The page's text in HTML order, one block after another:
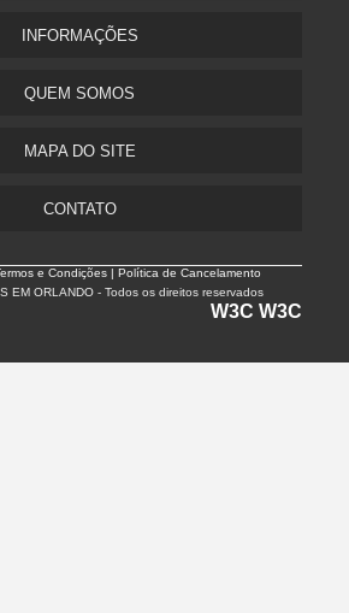
INFORMAÇÕES
QUEM SOMOS
MAPA DO SITE
CONTATO
e Condições | Política de Cancelamento
EM ORLANDO - Todos os direitos reservados
W3C W3C